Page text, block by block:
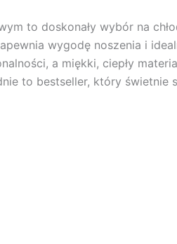
to doskonały wybór na
wygodę noszenia i
a miękki, ciepły
to bestseller, który